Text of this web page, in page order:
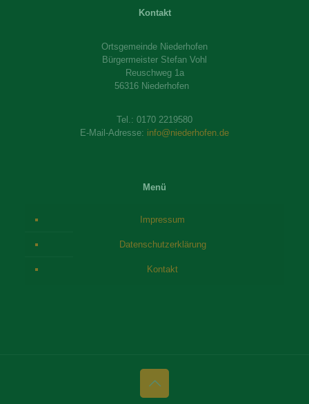
Kontakt
Ortsgemeinde Niederhofen
Bürgermeister Stefan Vohl
Reuschweg 1a
56316 Niederhofen
Tel.: 0170 2219580
E-Mail-Adresse: info@niederhofen.de
Menü
Impressum
Datenschutzerklärung
Kontakt